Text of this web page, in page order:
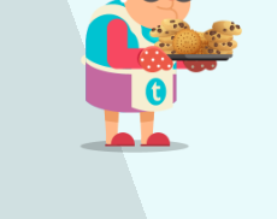
gumi alátét
12,5 és 25 cm között
cm